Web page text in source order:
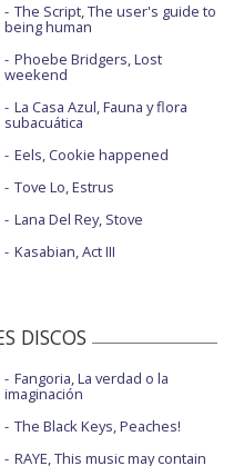
The Script, The user's guide to
being human
Phoebe Bridgers, Lost
weekend
La Casa Azul, Fauna y flora
subacuática
Eels, Cookie happened
Tove Lo, Estrus
Lana Del Rey, Stove
Kasabian, Act III
DISCOS
Fangoria, La verdad o la
imaginación
The Black Keys, Peaches!
RAYE, This music may contain